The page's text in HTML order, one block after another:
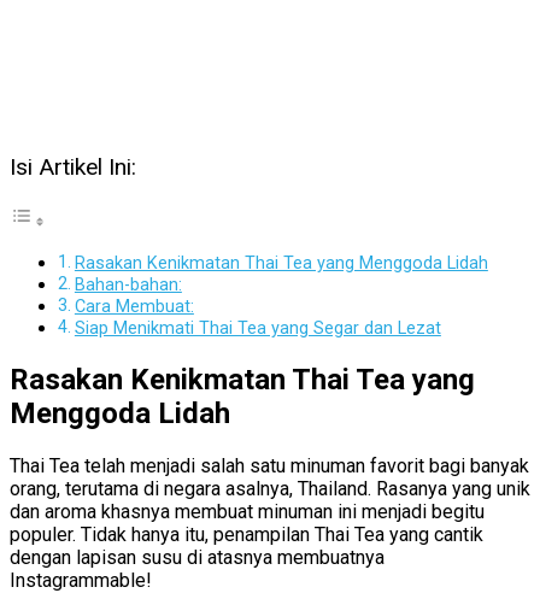
Isi Artikel Ini:
Rasakan Kenikmatan Thai Tea yang Menggoda Lidah
Bahan-bahan:
Cara Membuat:
Siap Menikmati Thai Tea yang Segar dan Lezat
Rasakan Kenikmatan Thai Tea yang
Menggoda Lidah
Thai Tea telah menjadi salah satu minuman favorit bagi banyak
orang, terutama di negara asalnya, Thailand. Rasanya yang unik
dan aroma khasnya membuat minuman ini menjadi begitu
populer. Tidak hanya itu, penampilan Thai Tea yang cantik
dengan lapisan susu di atasnya membuatnya
Instagrammable!